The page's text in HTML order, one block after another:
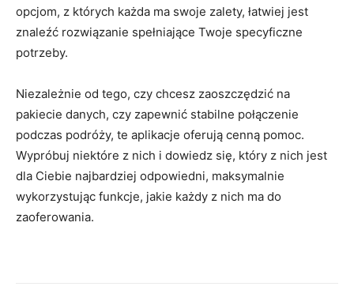
opcjom, z których każda ma swoje zalety, łatwiej jest
znaleźć rozwiązanie spełniające Twoje specyficzne
potrzeby.
Niezależnie od tego, czy chcesz zaoszczędzić na
pakiecie danych, czy zapewnić stabilne połączenie
podczas podróży, te aplikacje oferują cenną pomoc.
Wypróbuj niektóre z nich i dowiedz się, który z nich jest
dla Ciebie najbardziej odpowiedni, maksymalnie
wykorzystując funkcje, jakie każdy z nich ma do
zaoferowania.